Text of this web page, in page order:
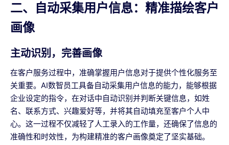
二、自动采集用户信息：精准描绘客户
画像
主动识别，完善画像
在客户服务过程中，准确掌握用户信息对于提供个性化服务至
关重要。AI数智员工具备自动采集用户信息的能力，能够根据
企业设定的指令，在对话中自动识别并判断关键信息，如姓
名、联系方式、兴趣爱好等，并将其自动填充至客户个人中
心。这一过程不仅减轻了人工录入的工作量，还确保了信息的
准确性和时效性，为构建精准的客户画像奠定了坚实基础。